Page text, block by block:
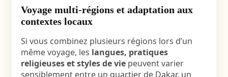
Voyage multi-régions et adaptation aux
contextes locaux
Si vous combinez plusieurs régions lors d’un
même voyage, les langues, pratiques
religieuses et styles de viepeuvent varier
sensiblement entre un quartier de Dakar, un